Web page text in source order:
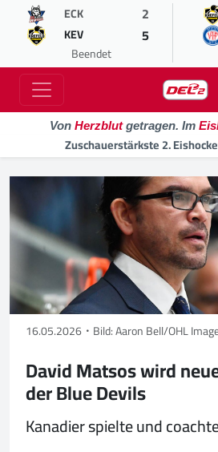
ECK 2
KEV 5
Beendet
Von Herzblutgetragen. Im
Zuschauerstärkste 2.
16.05.2026 Bild: Aaron Bell/OHL
David Matsos wird
der Blue Devils
Kanadier spielte und